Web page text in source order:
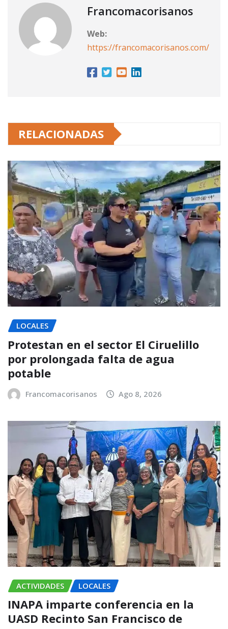
Francomacorisanos
Web:
https://francomacorisanos.com/
RELACIONADAS
LOCALES
Protestan en el sector El Ciruelillo
por prolongada falta de agua
potable
Francomacorisanos Ago 8, 2026
ACTIVIDADES LOCALES
INAPA imparte conferencia en la
UASD Recinto San Francisco de